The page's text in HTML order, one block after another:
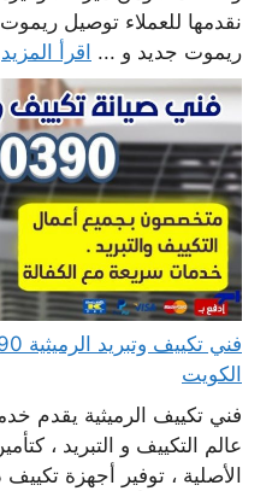
نقدمها للعملاء توصيل
ريموت جديد و ... اقرأ المزيد
الكويت
فني تكييف الرميثية يقدم
عالم التكييف و التبريد ،
الأصلية ، توفير أجهزة